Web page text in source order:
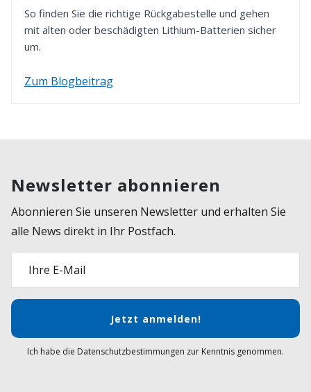
So finden Sie die richtige Rückgabestelle und gehen
mit alten oder beschädigten Lithium-Batterien sicher
um.
Zum Blogbeitrag
Newsletter abonnieren
Abonnieren Sie unseren Newsletter und erhalten Sie
alle News direkt in Ihr Postfach.
Ihre E-Mail
Jetzt anmelden!
Ich habe die Datenschutzbestimmungen zur Kenntnis genommen.